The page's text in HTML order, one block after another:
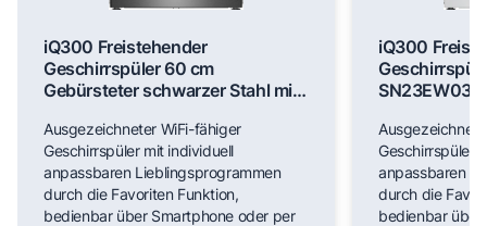
iQ300 Freistehender
Geschirrspüler 60 cm
Gebürsteter schwarzer Stahl mit
Ausgezeichneter WiFi-fähiger
Geschirrspüler mit individuell
anpassbaren Lieblingsprogrammen
durch die Favoriten Funktion,
bedienbar über Smartphone oder per
iQ300
Geschirrspüler
anpassbaren
durch die
bedienbar über